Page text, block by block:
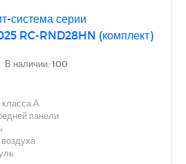
система серии
RC-RND28HN (комплект)
В наличии: 100
А
панели